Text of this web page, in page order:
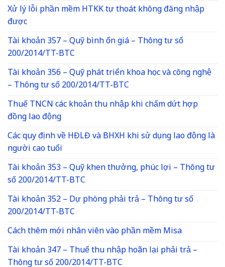
Xử lý lỗi phần mềm HTKK tự thoát không đăng nhập
được
Tài khoản 357 – Quỹ bình ổn giá – Thông tư số
200/2014/TT-BTC
Tài khoản 356 – Quỹ phát triển khoa học và công nghệ
– Thông tư số 200/2014/TT-BTC
Thuế TNCN các khoản thu nhập khi chấm dứt hợp
đồng lao động
Các quy định về HĐLĐ và BHXH khi sử dụng lao động là
người cao tuổi
Tài khoản 353 – Quỹ khen thưởng, phúc lợi – Thông tư
số 200/2014/TT-BTC
Tài khoản 352 – Dự phòng phải trả – Thông tư số
200/2014/TT-BTC
Cách thêm mới nhân viên vào phần mềm Misa
Tài khoản 347 – Thuế thu nhập hoãn lại phải trả –
Thông tư số 200/2014/TT-BTC